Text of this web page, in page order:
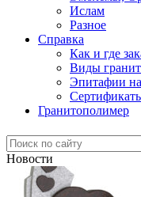
Ислам
Разное
Справка
Как и где
Виды
Эпитафии
Гранитополимер
Новости